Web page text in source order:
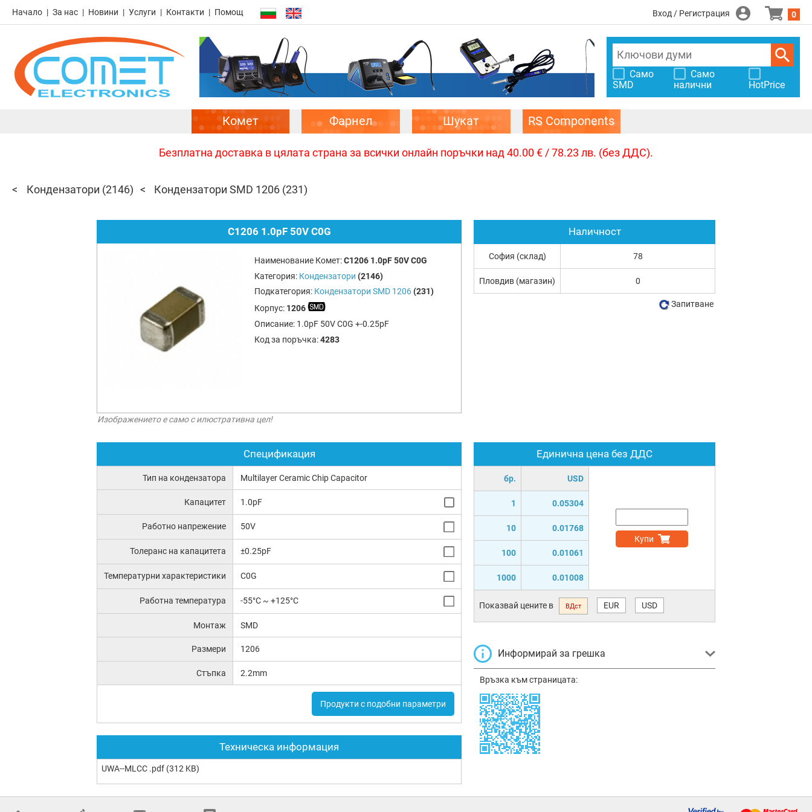
Начало За нас Новини Услуги Контакти Помощ Вход / Регистрация 0
Само
SMD
Само
налични
HotPrice
Комет Фарнел Шукат RS Components
Безплатна доставка в цялата страна за всички онлайн поръчки над 40.00 € / 78.23 лв. (без ДДС).
Кондензатори (2146) Кондензатори SMD 1206 (231)
C1206 1.0pF 50V C0G
Наименование Комет:C1206 1.0pF 50V C0G
Категория: Кондензатори (2146)
Подкатегория: Кондензатори SMD 1206 (231)
Корпус: 1206
Описание: 1.0pF 50V C0G +-0.25pF
Код за поръчка:4283
Изображението е само с илюстративна цел!
Спецификация
Тип на кондензатора Multilayer Ceramic Chip Capacitor
Капацитет 1.0pF
Работно напрежение 50V
Толеранс на капацитета ±0.25pF
Температурни характеристики C0G
Работна температура -55°C ~ +125°C
Монтаж SMD
Размери 1206
Стъпка 2.2mm
Продукти с подобни параметри
Техническа информация
UWA--MLCC .pdf (312 KB)
Единична цена без ДДС
бр. USD
1 0.05304
10 0.01768
100 0.01061
1000 0.01008
Купи
Показвай цените в ВДст EUR USD
Информирай за грешка
Връзка към страницата:
Наличност
София (склад) 78
Пловдив (магазин) 0
Запитване